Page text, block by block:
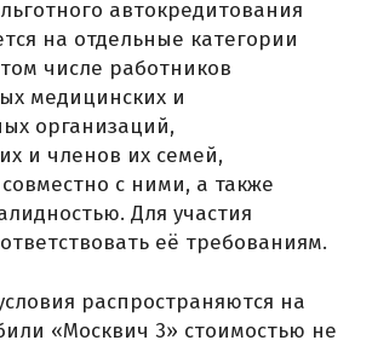
автокредитования
на отдельные категории
числе работников
медицинских и
организаций,
и членов их семей,
с ними, а также
Для участия
её требованиям.
распространяются на
«Москвич 3» стоимостью не